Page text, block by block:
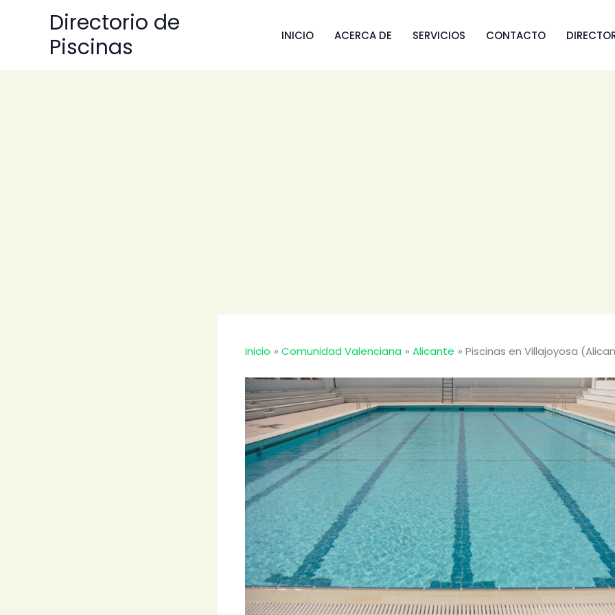
Directorio de
Piscinas
INICIO ACERCA DE SERVICIOS CONTACTO
Inicio Comunidad Valenciana Alicante Piscinas en Villajoyosa